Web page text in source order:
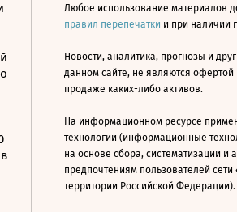
Любое использование материалов
правил перепечатки и при наличии
Новости, аналитика, прогнозы и
данном сайте, не являются
продаже каких-либо активов.
На информационном ресурсе
технологии (информационные
на основе сбора, систематизации и
предпочтениям пользователей
территории Российской Федерации).